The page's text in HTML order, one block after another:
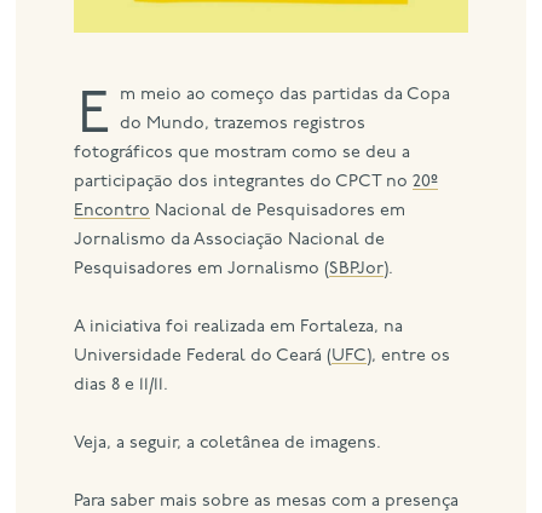
Em meio ao começo das partidas da Copa
do Mundo, trazemos registros
fotográficos que mostram como se deu a
participação dos integrantes do CPCT no20º
Encontro Nacional de Pesquisadores em
Jornalismo da Associação Nacional de
Pesquisadores em Jornalismo (SBPJor).
A iniciativa foi realizada em Fortaleza, na
Universidade Federal do Ceará (UFC), entre os
dias 8 e 11/11.
Veja, a seguir, a coletânea de imagens.
Para saber mais sobre as mesas com a presença